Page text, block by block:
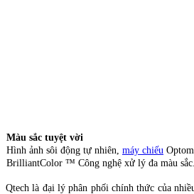
Màu sắc tuyệt vời
Hình ảnh sôi động tự nhiên, máy chiếu
BrilliantColor ™ Công nghệ xử lý đa màu sắc.
Qtech là đại lý phân phối chính thức của